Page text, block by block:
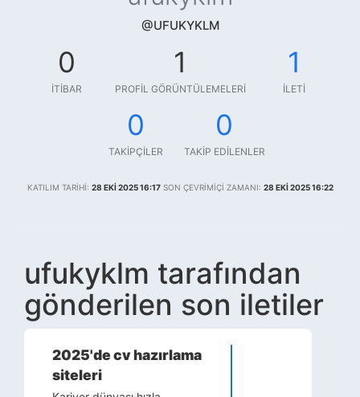
@UFUKYKLM
0
İTIBAR
1
PROFIL GÖRÜNTÜLEMELERI
1
İLETI
0
TAKIPÇILER
0
TAKIP EDILENLER
KATILIM TARIHI: 28 EKI 2025 16:17 SON ÇEVRIMIÇI ZAMANI: 28 EKI 2025 16:22
ufukyklm tarafından
gönderilen son iletiler
2025'de cv hazırlama
siteleri